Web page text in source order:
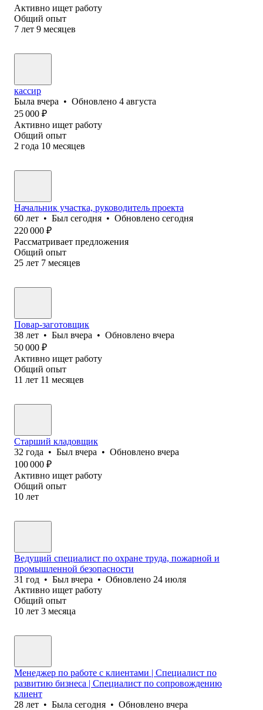
Активно ищет работу
Общий опыт
7 лет 9 месяцев
кассир
Была вчера • Обновлено 4 августа
25 000 ₽
Активно ищет работу
Общий опыт
2 года 10 месяцев
Начальник участка, руководитель проекта
60 лет • Был сегодня • Обновлено сегодня
220 000 ₽
Рассматривает предложения
Общий опыт
25 лет 7 месяцев
Повар-заготовщик
38 лет • Был вчера • Обновлено вчера
50 000 ₽
Активно ищет работу
Общий опыт
11 лет 11 месяцев
Старший кладовщик
32 года • Был вчера • Обновлено вчера
100 000 ₽
Активно ищет работу
Общий опыт
10 лет
Ведущий специалист по охране труда, пожарной и
промышленной безопасности
31 год • Был вчера • Обновлено 24 июля
Активно ищет работу
Общий опыт
10 лет 3 месяца
Менеджер по работе с клиентами | Специалист по
развитию бизнеса | Специалист по сопровождению
клиент
28 лет • Была сегодня • Обновлено вчера